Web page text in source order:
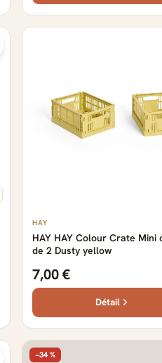
HAY
HAY HAY Colour Crate Mini
de 2 Dusty yellow
7,00 €
Détail
−34 %